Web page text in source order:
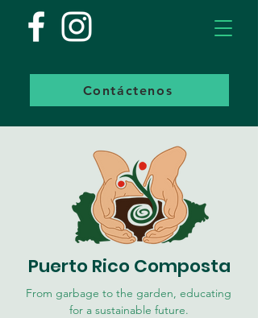
Puerto Rico Composta
From garbage to the garden, educating
for a sustainable future.
Contáctenos